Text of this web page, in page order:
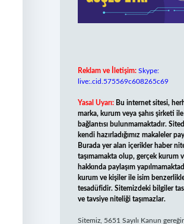
Reklam ve İletişim: Skype:
live:.cid.575569c608265c69
Yasal Uyarı: Bu internet sitesi,
marka, kurum veya şahıs şirketi
bağlantısı bulunmamaktadır.
kendi hazırladığımız makaleler
Burada yer alan içerikler haber
taşımamakta olup, gerçek kurum
hakkında paylaşım
kurum ve kişiler ile isim
tesadüfidir. Sitemizdeki bilgiler
ve tavsiye niteliği taşımazlar.
Sitemiz, 5651 Sayılı Kanun